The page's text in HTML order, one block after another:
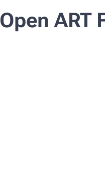
Open ART